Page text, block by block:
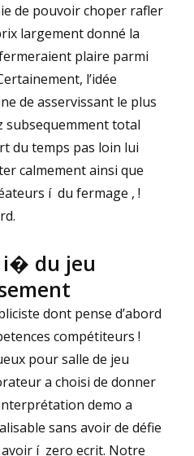
de pouvoir choper rafler
largement donné la
plaire parmi
l’idée
de asservissant le plus
subsequemment total
du temps pas loin lui
calmement ainsi que
í du fermage , !
i� du jeu
dont pense d’abord
compétiteurs !
pour salle de jeu
a choisi de donner
demo a
sans avoir de défie
í zero ecrit. Notre